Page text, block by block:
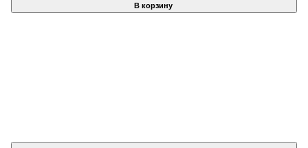
В корзину